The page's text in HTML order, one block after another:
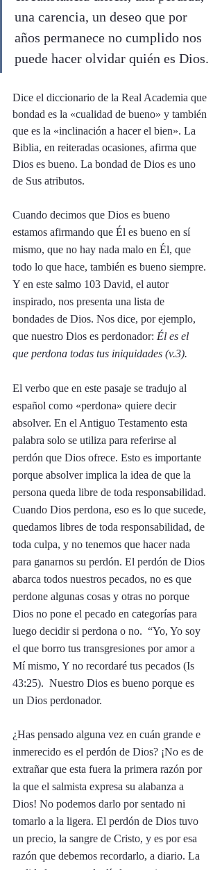
una carencia, un deseo que por
años permanece no cumplido nos
puede hacer olvidar quién es Dios.
Dice el diccionario de la Real Academia que
bondad es la «cualidad de bueno» y también
que es la «inclinación a hacer el bien». La
Biblia, en reiteradas ocasiones, afirma que
Dios es bueno. La bondad de Dios es uno
de Sus atributos.
Cuando decimos que Dios es bueno
estamos afirmando que Él es bueno en sí
mismo, que no hay nada malo en Él, que
todo lo que hace, también es bueno siempre.
Y en este salmo 103 David, el autor
inspirado, nos presenta una lista de
bondades de Dios. Nos dice, por ejemplo,
que nuestro Dios es perdonador: Él es el
que perdona todas tus iniquidades (v.3).
El verbo que en este pasaje se tradujo al
español como «perdona» quiere decir
absolver. En el Antiguo Testamento esta
palabra solo se utiliza para referirse al
perdón que Dios ofrece. Esto es importante
porque absolver implica la idea de que la
persona queda libre de toda responsabilidad.
Cuando Dios perdona, eso es lo que sucede,
quedamos libres de toda responsabilidad, de
toda culpa, y no tenemos que hacer nada
para ganarnos su perdón. El perdón de Dios
abarca todos nuestros pecados, no es que
perdone algunas cosas y otras no porque
Dios no pone el pecado en categorías para
luego decidir si perdona o no.  “Yo, Yo soy
el que borro tus transgresiones por amor a
Mí mismo, Y no recordaré tus pecados (Is
43:25).  Nuestro Dios es bueno porque es
un Dios perdonador.
¿Has pensado alguna vez en cuán grande e
inmerecido es el perdón de Dios? ¡No es de
extrañar que esta fuera la primera razón por
la que el salmista expresa su alabanza a
Dios! No podemos darlo por sentado ni
tomarlo a la ligera. El perdón de Dios tuvo
un precio, la sangre de Cristo, y es por esa
razón que debemos recordarlo, a diario. La